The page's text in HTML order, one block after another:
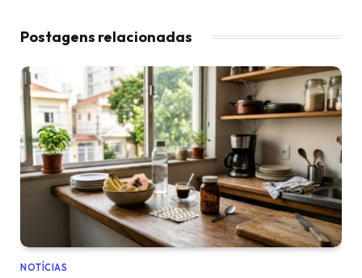
Postagens relacionadas
NOTÍCIAS